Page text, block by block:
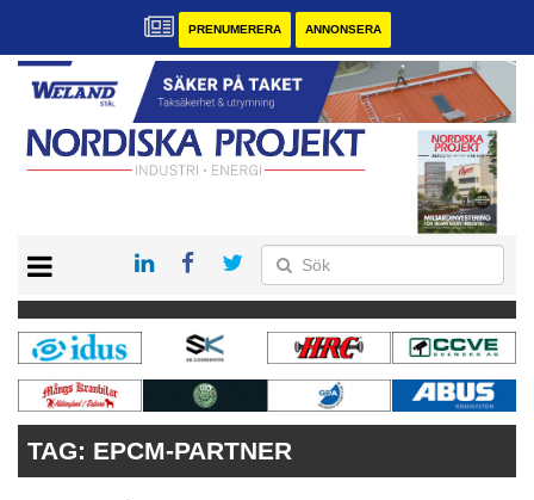
PRENUMERERA ANNONSERA
KONTAKT
VÅRA ANDRA MAGASIN
PRENUMERERA
ANNONSERA
TAG: EPCM-PARTNER